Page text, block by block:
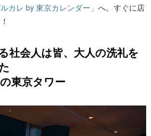
ルカレ by 東京カレンダー」 へ。すぐに店
社会人は皆、大人の洗礼を
東京タワー